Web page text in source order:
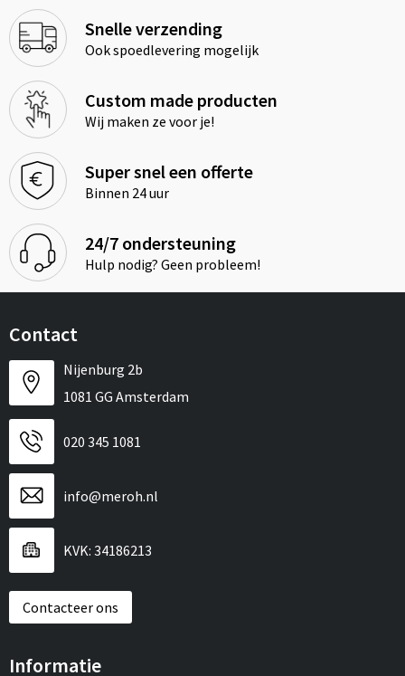
Snelle verzending
Ook spoedlevering mogelijk
Custom made producten
Wij maken ze voor je!
Super snel een offerte
Binnen 24 uur
24/7 ondersteuning
Hulp nodig? Geen probleem!
Contact
Nijenburg 2b
1081 GG Amsterdam
020 345 1081
info@meroh.nl
KVK: 34186213
Contacteer ons
Informatie